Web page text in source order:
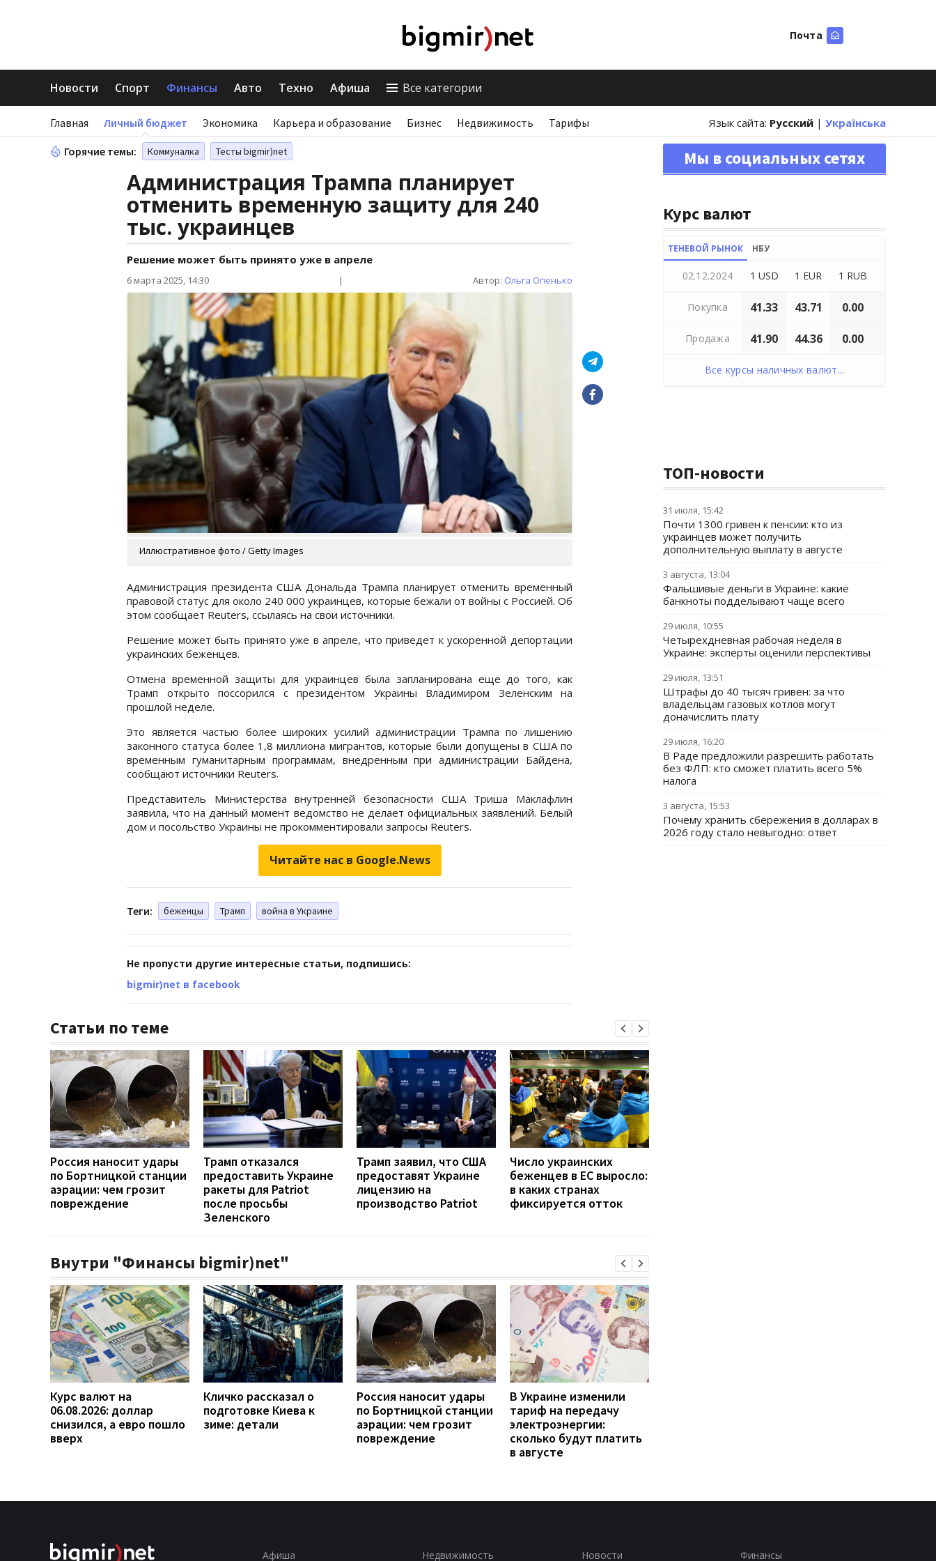
Почта
Новости Спорт Финансы Авто Техно Афиша Все категории
Главная Личный бюджет Экономика Карьера и образование Бизнес Недвижимость Тарифы Язык сайта: Русский | Українська
Горячие темы: Коммуналка Тесты bigmir)net
Администрация Трампа планирует
отменить временную защиту для 240
тыс. украинцев
Решение может быть принято уже в апреле
6 марта 2025, 14:30 | Автор: Ольга Опенько
Иллюстративное фото / Getty Images
Администрация президента США Дональда Трампа планирует отменить временный
правовой статус для около 240 000 украинцев, которые бежали от войны с Россией. Об
этом сообщает Reuters, ссылаясь на свои источники.
Решение может быть принято уже в апреле, что приведет к ускоренной депортации
украинских беженцев.
Отмена временной защиты для украинцев была запланирована еще до того, как
Трамп открыто поссорился с президентом Украины Владимиром Зеленским на
прошлой неделе.
Это является частью более широких усилий администрации Трампа по лишению
законного статуса более 1,8 миллиона мигрантов, которые были допущены в США по
временным гуманитарным программам, внедренным при администрации Байдена,
сообщают источники Reuters.
Представитель Министерства внутренней безопасности США Триша Маклафлин
заявила, что на данный момент ведомство не делает официальных заявлений. Белый
дом и посольство Украины не прокомментировали запросы Reuters.
Читайте нас в Google.News
Теги: беженцы Трамп война в Украине
Не пропусти другие интересные статьи, подпишись:
bigmir)net в facebook
Статьи по теме
Россия наносит удары
по Бортницкой станции
аэрации: чем грозит
повреждение
Трамп отказался
предоставить Украине
ракеты для Patriot
после просьбы
Зеленского
Трамп заявил, что США
предоставят Украине
лицензию на
производство Patriot
Число украинских
беженцев в ЕС выросло:
в каких странах
фиксируется отток
Внутри "Финансы bigmir)net"
Курс валют на
06.08.2026: доллар
снизился, а евро пошло
вверх
Кличко рассказал о
подготовке Киева к
зиме: детали
Россия наносит удары
по Бортницкой станции
аэрации: чем грозит
повреждение
В Украине изменили
тариф на передачу
электроэнергии:
сколько будут платить
в августе
Мы в социальных сетях
Курс валют
ТЕНЕВОЙ РЫНОК НБУ
02.12.2024 1 USD 1 EUR 1 RUB
Покупка 41.33 43.71 0.00
Продажа 41.90 44.36 0.00
Все курсы наличных валют...
ТОП-новости
31 июля, 15:42
Почти 1300 гривен к пенсии: кто из
украинцев может получить
дополнительную выплату в августе
3 августа, 13:04
Фальшивые деньги в Украине: какие
банкноты подделывают чаще всего
29 июля, 10:55
Четырехдневная рабочая неделя в
Украине: эксперты оценили перспективы
29 июля, 13:51
Штрафы до 40 тысяч гривен: за что
владельцам газовых котлов могут
доначислить плату
29 июля, 16:20
В Раде предложили разрешить работать
без ФЛП: кто сможет платить всего 5%
налога
3 августа, 15:53
Почему хранить сбережения в долларах в
2026 году стало невыгодно: ответ
Афиша Недвижимость Новости Финансы